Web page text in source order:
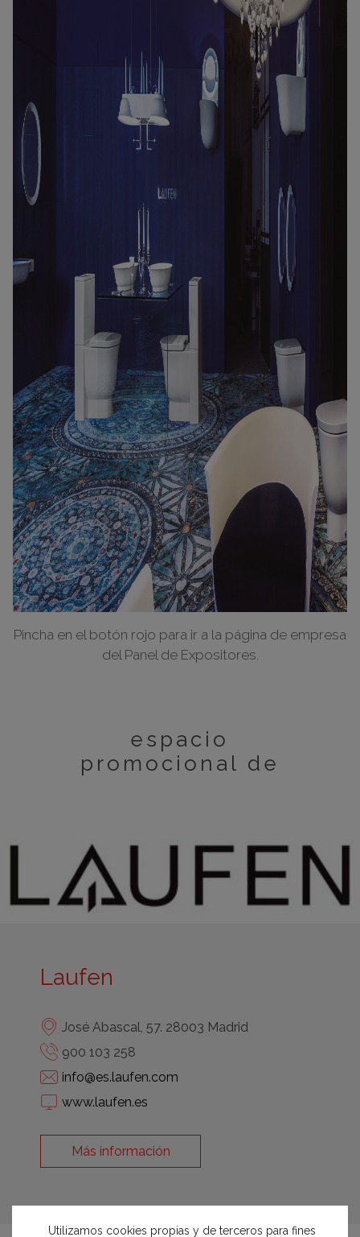
Pincha en el botón rojo para ir a la página de empresa
del Panel de Expositores.
espacio
promocional de
Laufen
José Abascal, 57. 28003 Madrid
900 103 258
info@es.laufen.com
www.laufen.es
Más información
Utilizamos cookies propias y de terceros para fines